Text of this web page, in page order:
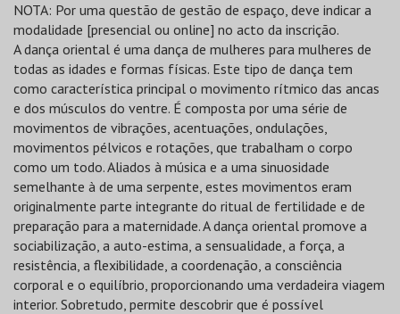
NOTA: Por uma questão de gestão de espaço, deve indicar a
modalidade [presencial ou online] no acto da inscrição.
A dança oriental é uma dança de mulheres para mulheres de
todas as idades e formas físicas. Este tipo de dança tem
como característica principal o movimento rítmico das ancas
e dos músculos do ventre. É composta por uma série de
movimentos de vibrações, acentuações, ondulações,
movimentos pélvicos e rotações, que trabalham o corpo
como um todo. Aliados à música e a uma sinuosidade
semelhante à de uma serpente, estes movimentos eram
originalmente parte integrante do ritual de fertilidade e de
preparação para a maternidade. A dança oriental promove a
sociabilização, a auto-estima, a sensualidade, a força, a
resistência, a flexibilidade, a coordenação, a consciência
corporal e o equilíbrio, proporcionando uma verdadeira viagem
interior. Sobretudo, permite descobrir que é possível